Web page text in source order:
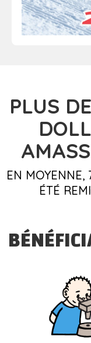
PLUS
EN MOYENNE,
ÉTÉ